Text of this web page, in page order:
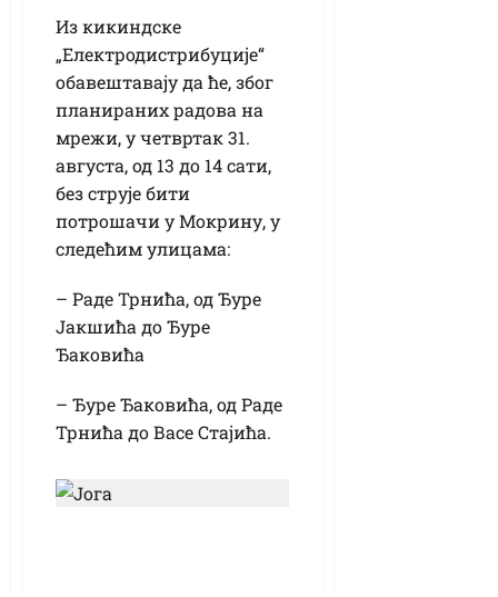
Из кикиндске
„Електродистрибуције“
обавештавају да ће, због
планираних радова на
мрежи, у четвртак 31.
августа, од 13 до 14 сати,
без струје бити
потрошачи у Мокрину, у
следећим улицама:
– Раде Трнића, од Ђуре
Јакшића до Ђуре
Ђаковића
– Ђуре Ђаковића, од Раде
Трнића до Васе Стајића.